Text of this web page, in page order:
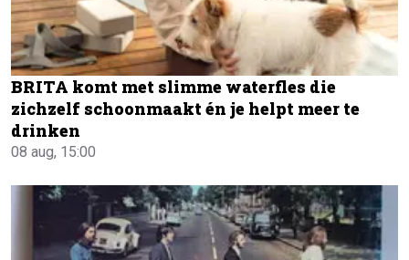
BRITA komt met slimme waterfles die
zichzelf schoonmaakt én je helpt meer te
drinken
08 aug, 15:00